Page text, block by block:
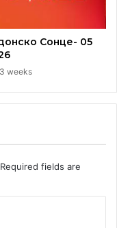
Сонце- 05
weeks
Required fields are